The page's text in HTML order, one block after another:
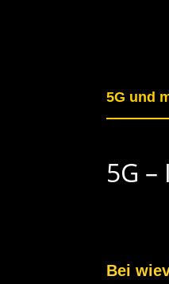
5G und
5G
Bei